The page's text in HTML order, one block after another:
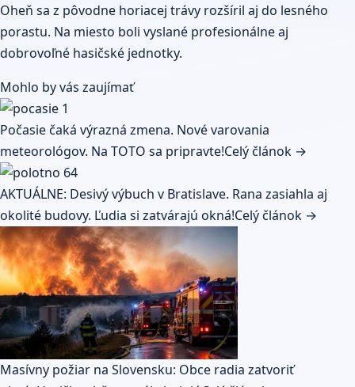
Oheň sa z pôvodne horiacej trávy rozšíril aj do lesného
porastu. Na miesto boli vyslané profesionálne aj
dobrovoľné hasičské jednotky.
Mohlo by vás zaujímať
Počasie čaká výrazná zmena. Nové varovania
meteorológov. Na TOTO sa pripravte!Celý článok →
AKTUÁLNE: Desivý výbuch v Bratislave. Rana zasiahla aj
okolité budovy. Ľudia si zatvárajú okná!Celý článok →
Masívny požiar na Slovensku: Obce radia zatvoriť